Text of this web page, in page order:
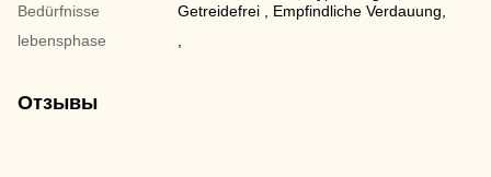
Bedürfnisse
Getreidefrei , Empfindliche Verdauung,
lebensphase
Отзывы